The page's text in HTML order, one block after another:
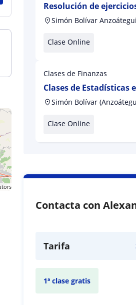
Resolución de
Simón Bolívar Anzoátegui
Clase Online
Clases de Finanzas
Clases de Estadísticas
Simón Bolívar
Clase Online
Contacta con
Tarifa
1ª clase gratis